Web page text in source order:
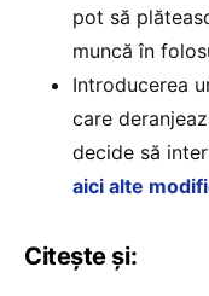
pot să
muncă în
Introducerea
care
decide să
aici alte
Citește și: